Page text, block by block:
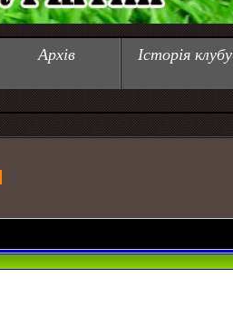
Архів Історія клубу